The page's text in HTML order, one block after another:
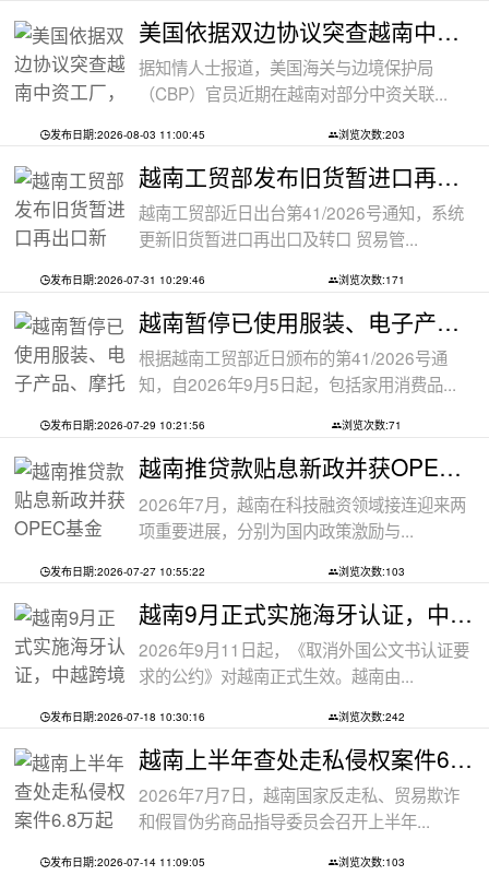
美国依据双边协议突查越南中资工厂，三
据知情人士报道，美国海关与边境保护局
（CBP）官员近期在越南对部分中资关联...
发布日期:2026-08-03 11:00:45 浏览次数:203
越南工贸部发布旧货暂进口再出口新规：
越南工贸部近日出台第41/2026号通知，系统
更新旧货暂进口再出口及转口 贸易管...
发布日期:2026-07-31 10:29:46 浏览次数:171
越南暂停已使用服装、电子产品、摩托车
根据越南工贸部近日颁布的第41/2026号通
知，自2026年9月5日起，包括家用消费品...
发布日期:2026-07-29 10:21:56 浏览次数:71
越南推贷款贴息新政并获OPEC基金5000万美
2026年7月，越南在科技融资领域接连迎来两
项重要进展，分别为国内政策激励与...
发布日期:2026-07-27 10:55:22 浏览次数:103
越南9月正式实施海牙认证，中越跨境文件
2026年9月11日起，《取消外国公文书认证要
求的公约》对越南正式生效。越南由...
发布日期:2026-07-18 10:30:16 浏览次数:242
越南上半年查处走私侵权案件6.8万起
2026年7月7日，越南国家反走私、贸易欺诈
和假冒伪劣商品指导委员会召开上半年...
发布日期:2026-07-14 11:09:05 浏览次数:103